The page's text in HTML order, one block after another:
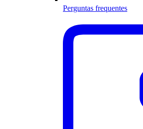
Perguntas frequentes